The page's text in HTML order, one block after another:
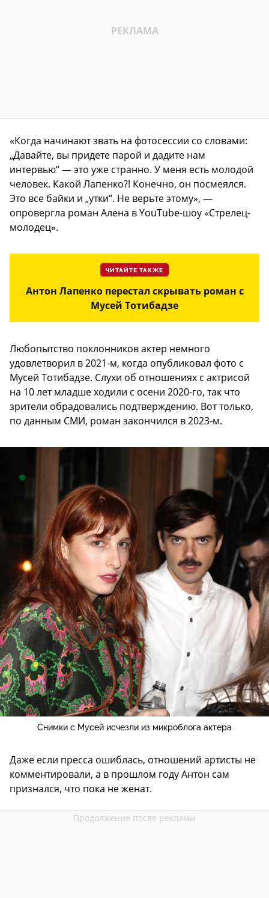
«Когда начинают звать на фотосессии со словами:
„Давайте, вы придете парой и дадите нам
интервью“ — это уже странно. У меня есть молодой
человек. Какой Лапенко?! Конечно, он посмеялся.
Это все байки и „утки“. Не верьте этому», —
опровергла роман Алена в YouTube-шоу «Стрелец-
молодец».
ЧИТАЙТЕ ТАКЖЕ
Антон Лапенко перестал скрывать роман с
Мусей Тотибадзе
Любопытство поклонников актер немного
удовлетворил в 2021-м, когда опубликовал фото с
Мусей Тотибадзе. Слухи об отношениях с актрисой
на 10 лет младше ходили с осени 2020-го, так что
зрители обрадовались подтверждению. Вот только,
по данным СМИ, роман закончился в 2023-м.
Снимки с Мусей исчезли из микроблога актера
Даже если пресса ошиблась, отношений артисты не
комментировали, а в прошлом году Антон сам
признался, что пока не женат.